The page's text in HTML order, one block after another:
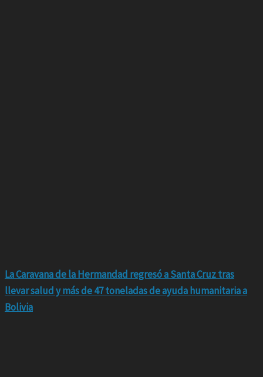
La Caravana de la Hermandad regresó a Santa Cruz tras
llevar salud y más de 47 toneladas de ayuda humanitaria a
Bolivia